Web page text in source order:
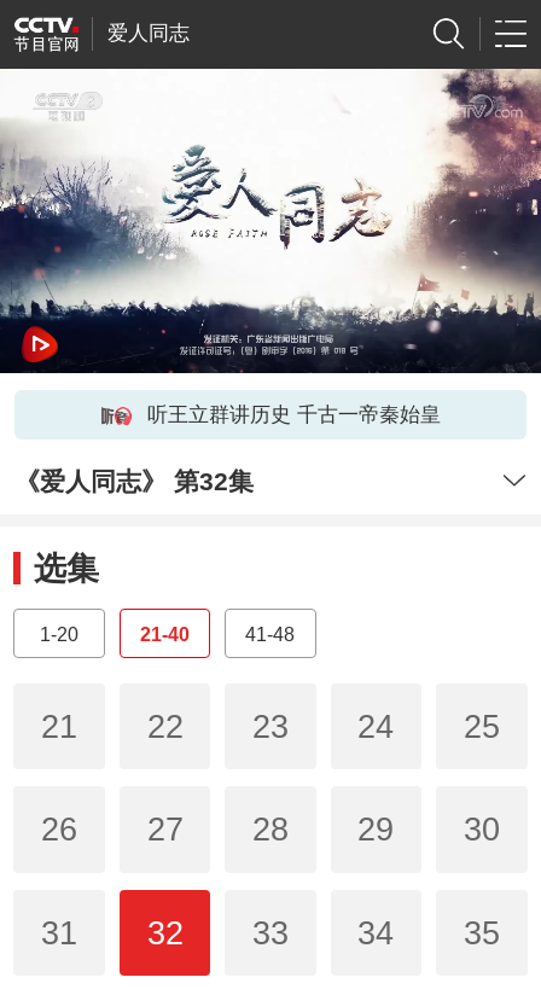
爱人同志
听王立群讲历史 千古一帝秦始皇
《爱人同志》 第32集
选集
1-20 21-40 41-48
21 22 23 24 25
26 27 28 29 30
31 32 33 34 35